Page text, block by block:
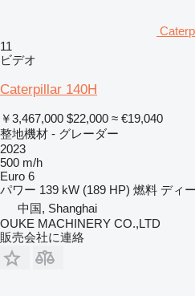
11
ビデオ
Caterpillar 140H
￥3,467,000 $22,000 ≈ €19,040
整地機材 - グレーダー
2023
500 m/h
Euro 6
パワー 139 kW (189 HP) 燃料 ディ
中国, Shanghai
OUKE MACHINERY CO.,LTD
販売会社に連絡